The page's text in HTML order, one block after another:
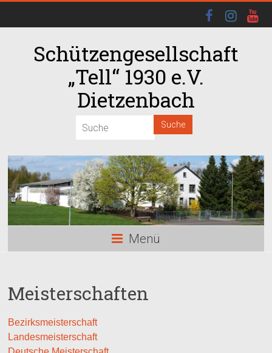
Schützengesellschaft
„Tell“ 1930 e.V.
Dietzenbach
Menü
Meisterschaften
Bezirksmeisterschaft
Landesmeisterschaft